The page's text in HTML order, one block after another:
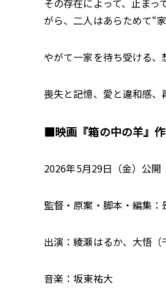
その存在によって、止ま
がら、二人はあらためて“
やがて一家を待ち受ける
喪失と記憶、愛と違和感、
■映画『箱の中の羊』
2026年5月29日（金）公開
監督・原案・脚本・編集：
出演：綾瀬はるか、大悟
音楽：坂東祐大